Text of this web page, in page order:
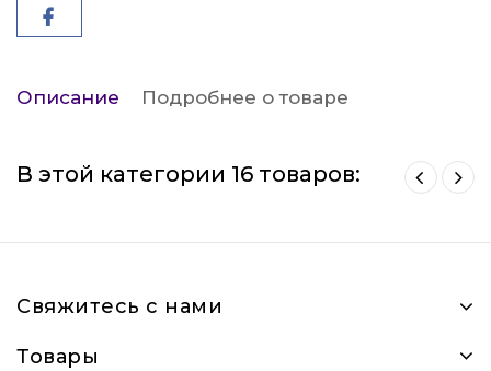
Описание Подробнее о товаре
В этой категории 16 товаров:
Свяжитесь с нами
Товары